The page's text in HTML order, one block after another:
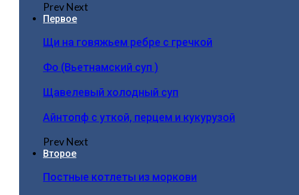
PrevNext
Первое
Щи на говяжьем ребре с гречкой
Фо (Вьетнамский суп )
Щавелевый холодный суп
Айнтопф с уткой, перцем и кукурузой
PrevNext
Второе
Постные котлеты из моркови